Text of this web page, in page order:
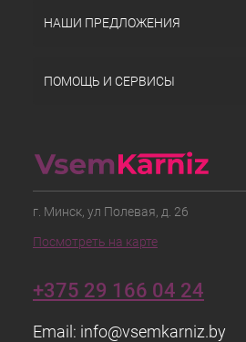
НАШИ ПРЕДЛОЖЕНИЯ
ПОМОЩЬ И СЕРВИСЫ
г. Минск, ул Полевая, д. 26
Посмотреть на карте
+375 29 166 04 24
Email: info@vsemkarniz.by